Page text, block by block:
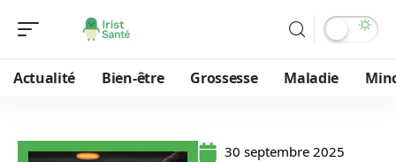
Actualité Bien-être Grossesse Maladie
30 septembre 2025